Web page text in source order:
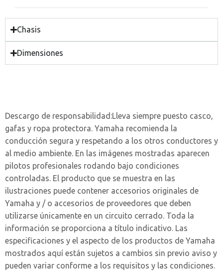
Chasis
Dimensiones
Descargo de responsabilidad:Lleva siempre puesto casco,
gafas y ropa protectora. Yamaha recomienda la
conducción segura y respetando a los otros conductores y
al medio ambiente. En las imágenes mostradas aparecen
pilotos profesionales rodando bajo condiciones
controladas. El producto que se muestra en las
ilustraciones puede contener accesorios originales de
Yamaha y / o accesorios de proveedores que deben
utilizarse únicamente en un circuito cerrado. Toda la
información se proporciona a título indicativo. Las
especificaciones y el aspecto de los productos de Yamaha
mostrados aquí están sujetos a cambios sin previo aviso y
pueden variar conforme a los requisitos y las condiciones.